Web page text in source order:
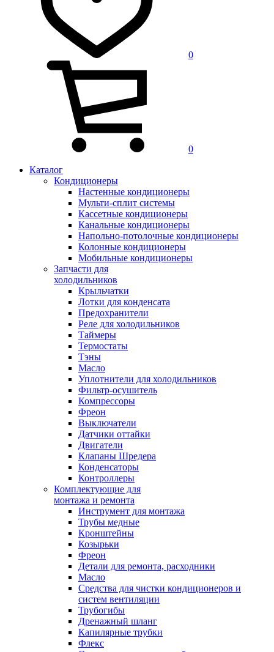
0
0
Каталог
Кондиционеры
Настенные кондиционеры
Мульти-сплит системы
Кассетные кондиционеры
Канальные кондиционеры
Напольно-потолочные кондиционеры
Колонные кондиционеры
Мобильные кондиционеры
Запчасти для
холодильников
Крыльчатки
Лотки для конденсата
Предохранители
Реле для холодильников
Таймеры
Термостаты
Тэны
Масло
Уплотнители для холодильников
Фильтр-осушитель
Компрессоры
Фреон
Выключатели
Датчики оттайки
Двигатели
Клапаны Шредера
Конденсаторы
Контроллеры
Комплектующие для
монтажа и ремонта
Инструмент для монтажа
Трубы медные
Кронштейны
Козырьки
Фреон
Детали для ремонта, расходники
Масло
Средства для чистки кондиционеров и
систем вентиляции
Трубогибы
Дренажный шланг
Капилярные трубки
Флекс